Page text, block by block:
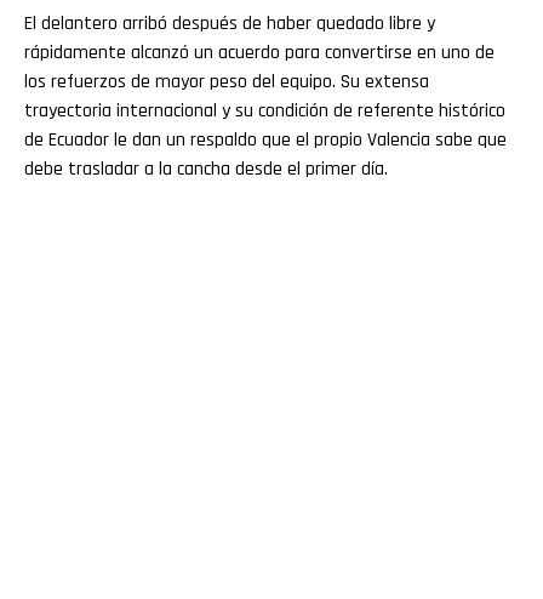
El delantero arribó después de haber quedado libre y
rápidamente alcanzó un acuerdo para convertirse en uno de
los refuerzos de mayor peso del equipo. Su extensa
trayectoria internacional y su condición de referente histórico
de Ecuador le dan un respaldo que el propio Valencia sabe que
debe trasladar a la cancha desde el primer día.